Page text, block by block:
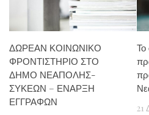
ΔΩΡΕΑΝ ΚΟΙΝΩΝΙΚΟ
ΦΡΟΝΤΙΣΤΗΡΙΟ ΣΤΟ
ΔΗΜΟ ΝΕΑΠΟΛΗΣ-
ΣΥΚΕΩΝ – ΕΝΑΡΞΗ
ΕΓΓΡΑΦΩΝ
Το
21